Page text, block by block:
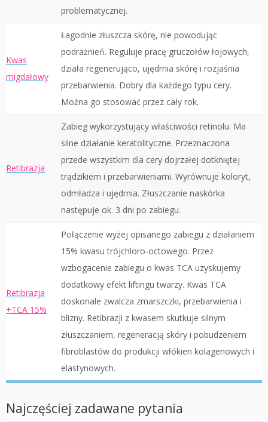
problematycznej.
Kwas
migdałowy
Łagodnie złuszcza skórę, nie powodując
podrażnień. Reguluje pracę gruczołów łojowych,
działa regenerująco, ujędrnia skórę i rozjaśnia
przebarwienia. Dobry dla każdego typu cery.
Można go stosować przez cały rok.
Retibrazja
Zabieg wykorzystujący właściwości retinolu. Ma
silne działanie keratolityczne. Przeznaczona
przede wszystkim dla cery dojrzałej dotkniętej
trądzikiem i przebarwieniami. Wyrównuje koloryt,
odmładza i ujędrnia. Złuszczanie naskórka
następuje ok. 3 dni po zabiegu.
Retibrazja
+TCA 15%
Połączenie wyżej opisanego zabiegu z działaniem
15% kwasu trójchloro-octowego. Przez
wzbogacenie zabiegu o kwas TCA uzyskujemy
dodatkowy efekt liftingu twarzy. Kwas TCA
doskonale zwalcza zmarszczki, przebarwienia i
blizny. Retibrazji z kwasem skutkuje silnym
złuszczaniem, regeneracją skóry i pobudzeniem
fibroblastów do produkcji włókien kolagenowych i
elastynowych.
Najczęściej zadawane pytania